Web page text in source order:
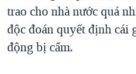
trao cho nhà nước quá
độc đoán quyết định cái
động bị cấm.